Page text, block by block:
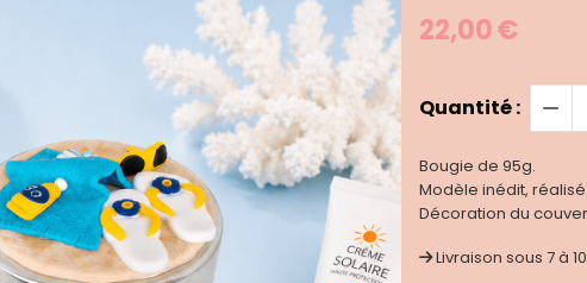
22,00€
Quantité :
Bougie de 95g.
Modèle inédit, réalisé
Décoration du
Livraison sous 7 à